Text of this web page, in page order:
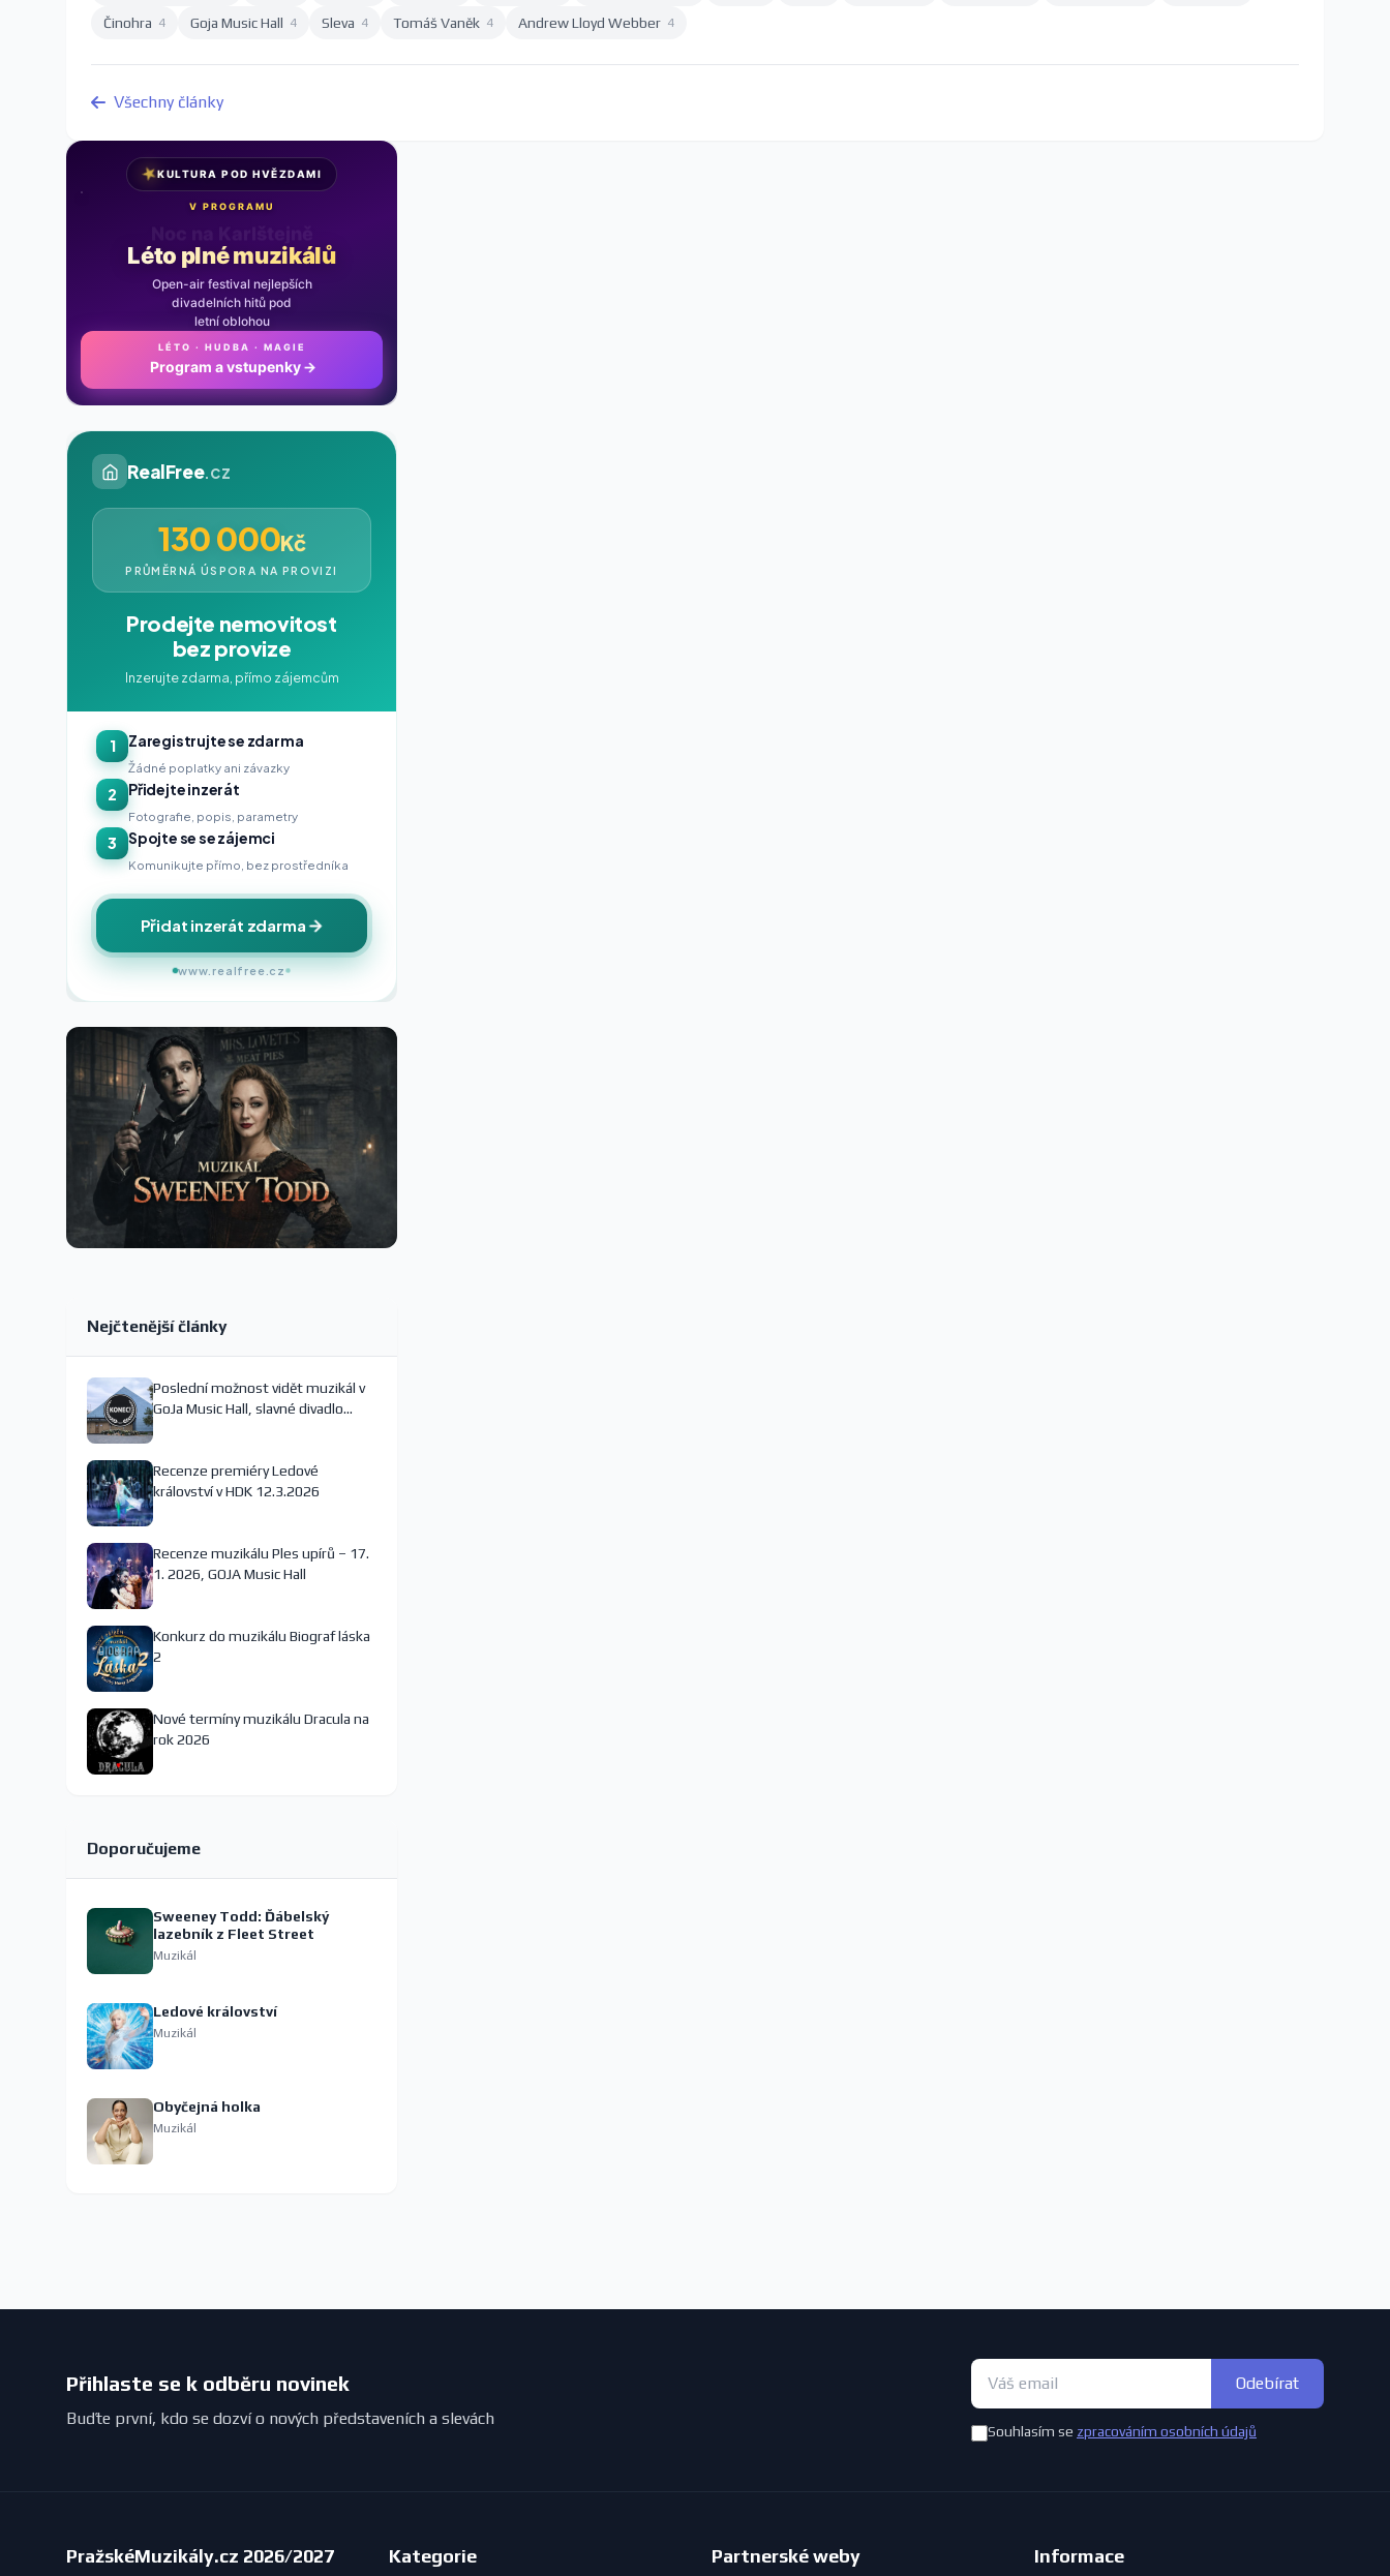
Činohra 4 Goja Music Hall 4 Sleva 4 Tomáš Vaněk 4 Andrew Lloyd Webber 4
Všechny články
★KULTURA POD HVĚZDAMI
V PROGRAMU
Léto plné muzikálů
Open-air festival nejlepších
divadelních hitů pod
letní oblohou
LÉTO · HUDBA · MAGIE
Program a vstupenky →
RealFree.cz
130 000Kč
PRŮMĚRNÁ ÚSPORA NA PROVIZI
Prodejte nemovitost
bez provize
Inzerujte zdarma, přímo zájemcům
1 Zaregistrujte se zdarma
Žádné poplatky ani závazky
2 Přidejte inzerát
Fotografie, popis, parametry
3 Spojte se se zájemci
Komunikujte přímo, bez prostředníka
Přidat inzerát zdarma
www.realfree.cz
Nejčtenější články
Poslední možnost vidět muzikál v
GoJa Music Hall, slavné divadlo
Recenze premiéry Ledové
království v HDK 12.3.2026
Recenze muzikálu Ples upírů – 17.
1. 2026, GOJA Music Hall
Konkurz do muzikálu Biograf láska
2
Nové termíny muzikálu Dracula na
rok 2026
Doporučujeme
Sweeney Todd: Ďábelský
lazebník z Fleet Street
Muzikál
Ledové království
Muzikál
Obyčejná holka
Muzikál
Přihlaste se k odběru novinek
Buďte první, kdo se dozví o nových představeních a slevách
Odebírat
Souhlasím se zpracováním osobních údajů
PražskéMuzikály.cz 2026/2027 Kategorie Partnerské weby Informace